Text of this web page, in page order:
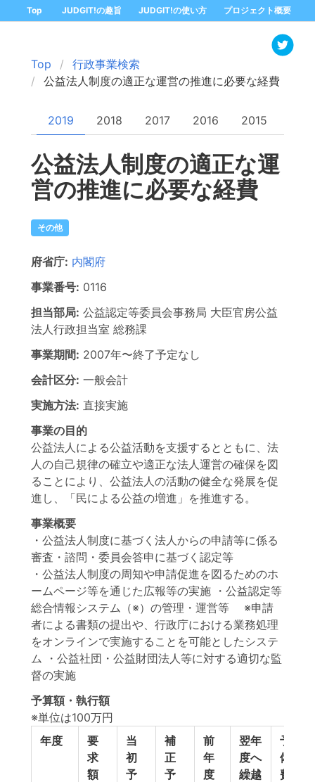
Top JUDGIT!の趣旨 JUDGIT!の使い方 プロジェクト概要
Top
行政事業検索
公益法人制度の適正な運営の推進に必要な経費
2019 2018 2017 2016 2015
公益法人制度の適正な運
営の推進に必要な経費
その他
府省庁: 内閣府
事業番号: 0116
担当部局: 公益認定等委員会事務局 大臣官房公益
法人行政担当室 総務課
事業期間: 2007年〜終了予定なし
会計区分: 一般会計
実施方法: 直接実施
事業の目的
公益法人による公益活動を支援するとともに、法
人の自己規律の確立や適正な法人運営の確保を図
ることにより、公益法人の活動の健全な発展を促
進し、「民による公益の増進」を推進する。
事業概要
・公益法人制度に基づく法人からの申請等に係る
審査・諮問・委員会答申に基づく認定等
・公益法人制度の周知や申請促進を図るためのホ
ームページ等を通じた広報等の実施 ・公益認定等
総合情報システム（※）の管理・運営等 ※申請
者による書類の提出や、行政庁における業務処理
をオンラインで実施することを可能としたシステ
ム ・公益社団・公益財団法人等に対する適切な監
督の実施
予算額・執行額
※単位は100万円
年度
要
求
額
当
初
予
補
正
予
前
年
度
翌年
度へ
繰越
予
備
費